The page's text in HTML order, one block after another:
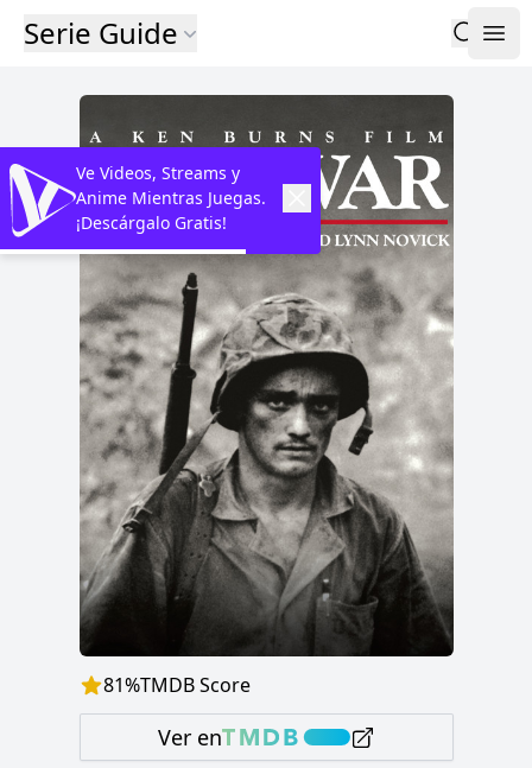
Serie Guide
81%TMDB Score
Ver en
Ve Videos, Streams y
Anime Mientras Juegas.
¡Descárgalo Gratis!